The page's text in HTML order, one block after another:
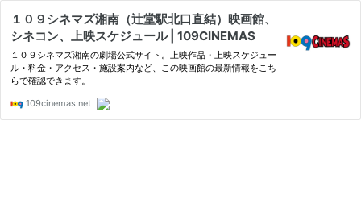
１０９シネマズ湘南（辻堂駅北口直結）映画館、
シネコン、上映スケジュール | 109CINEMAS
１０９シネマズ湘南の劇場公式サイト。上映作品・上映スケジュー
ル・料金・アクセス・施設案内など、この映画館の最新情報をこち
らで確認できます。
109cinemas.net